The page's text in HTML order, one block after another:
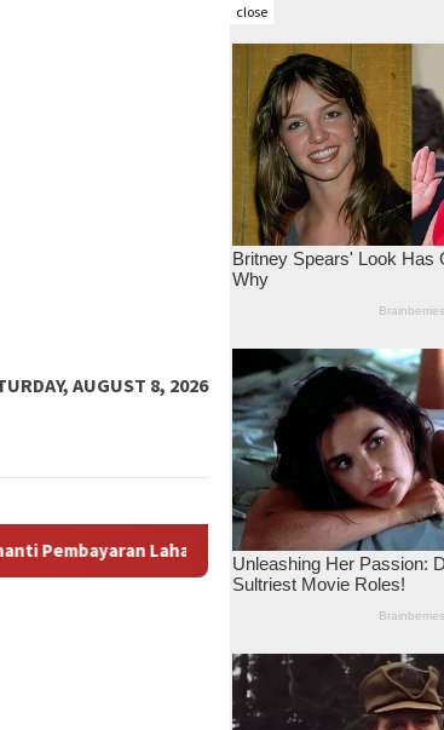
close
AUGUST 8, 2026
Konspirasi dan Bayang-Bayang “Makelar